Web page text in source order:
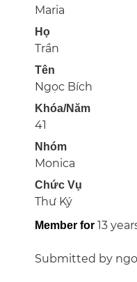
Maria
Họ
Trần
Tên
Ngọc Bích
Khóa/Năm
41
Nhóm
Monica
Chức Vụ
Thư Ký
Member for 13
Submitted by